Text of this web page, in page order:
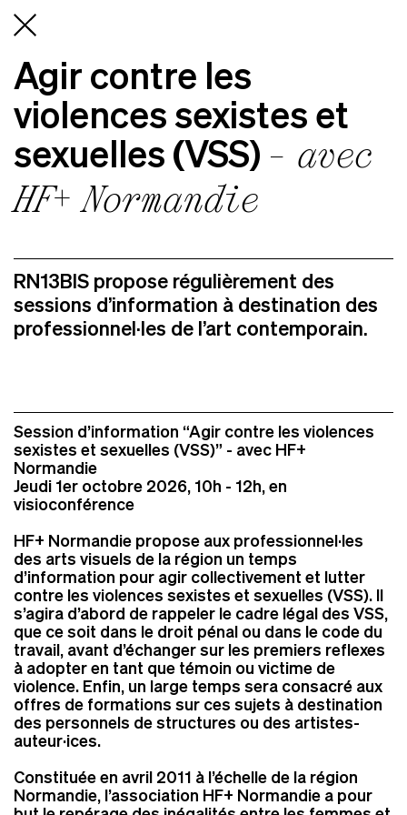
Agir contre les
violences sexistes et
sexuelles (VSS) - avec
HF+ Normandie
RN13BIS propose régulièrement des
sessions d’information à destination des
professionnel·les de l’art contemporain.
Session d’information “Agir contre les violences
sexistes et sexuelles (VSS)” - avec HF+
Normandie
Jeudi 1er octobre 2026, 10h - 12h, en
visioconférence
HF+ Normandie propose aux professionnel·les
des arts visuels de la région un temps
d’information pour agir collectivement et lutter
contre les violences sexistes et sexuelles (VSS). Il
s’agira d’abord de rappeler le cadre légal des VSS,
que ce soit dans le droit pénal ou dans le code du
travail, avant d’échanger sur les premiers reflexes
à adopter en tant que témoin ou victime de
violence. Enfin, un large temps sera consacré aux
offres de formations sur ces sujets à destination
des personnels de structures ou des artistes-
auteur·ices.
Constituée en avril 2011 à l’échelle de la région
Normandie, l’association HF+ Normandie a pour